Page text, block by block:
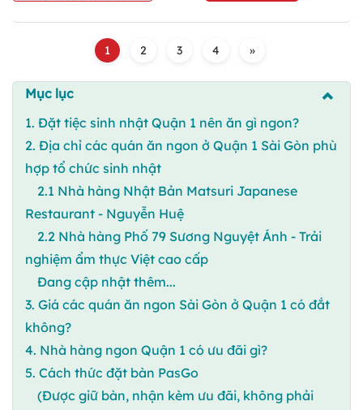
1 2 3 4 »
Mục lục
1. Đặt tiệc sinh nhật Quận 1 nên ăn gì ngon?
2. Địa chỉ các quán ăn ngon ở Quận 1 Sài Gòn phù
hợp tổ chức sinh nhật
2.1 Nhà hàng Nhật Bản Matsuri Japanese
Restaurant - Nguyễn Huệ
2.2 Nhà hàng Phố 79 Sương Nguyệt Ánh - Trải
nghiệm ẩm thực Việt cao cấp
Đang cập nhật thêm...
3. Giá các quán ăn ngon Sài Gòn ở Quận 1 có đắt
không?
4. Nhà hàng ngon Quận 1 có ưu đãi gì?
5. Cách thức đặt bàn PasGo
(Được giữ bàn, nhận kèm ưu đãi, không phải